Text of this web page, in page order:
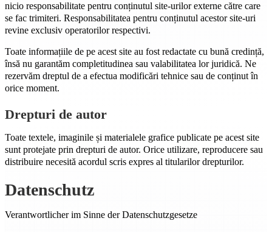
nicio responsabilitate pentru conținutul site-urilor externe către care
se fac trimiteri. Responsabilitatea pentru conținutul acestor site-uri
revine exclusiv operatorilor respectivi.
Toate informațiile de pe acest site au fost redactate cu bună credință,
însă nu garantăm completitudinea sau valabilitatea lor juridică. Ne
rezervăm dreptul de a efectua modificări tehnice sau de conținut în
orice moment.
Drepturi de autor
Toate textele, imaginile și materialele grafice publicate pe acest site
sunt protejate prin drepturi de autor. Orice utilizare, reproducere sau
distribuire necesită acordul scris expres al titularilor drepturilor.
Datenschutz
Verantwortlicher im Sinne der Datenschutzgesetze